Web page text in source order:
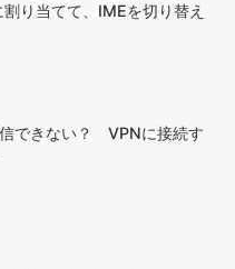
り当てて、IMEを切り替え
できない？ VPNに接続す